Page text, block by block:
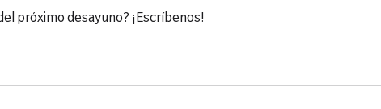
próximo desayuno? ¡Escríbenos!